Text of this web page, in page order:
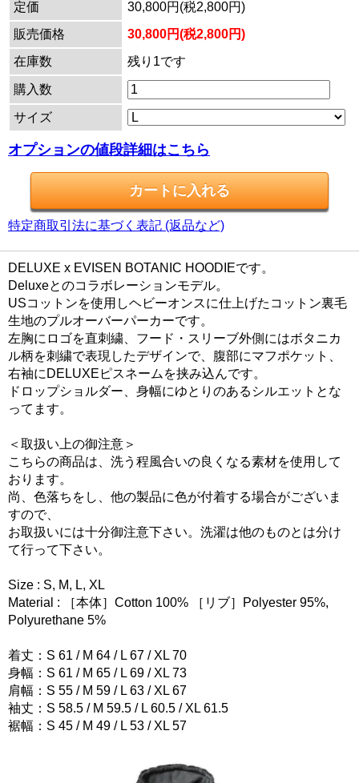
定価
30,800円(税2,800円)
販売価格
30,800円(税2,800円)
在庫数
残り1です
購入数
サイズ
オプションの値段詳細はこちら
特定商取引法に基づく表記 (返品など)
DELUXE x EVISEN BOTANIC HOODIEです。
Deluxeとのコラボレーションモデル。
USコットンを使用しヘビーオンスに仕上げたコットン裏毛
生地のプルオーバーパーカーです。
左胸にロゴを直刺繍、フード・スリーブ外側にはボタニカ
ル柄を刺繍で表現したデザインで、腹部にマフポケット、
右袖にDELUXEピスネームを挟み込んです。
ドロップショルダー、身幅にゆとりのあるシルエットとな
ってます。
＜取扱い上の御注意＞
こちらの商品は、洗う程風合いの良くなる素材を使用して
おります。
尚、色落ちをし、他の製品に色が付着する場合がございま
すので、
お取扱いには十分御注意下さい。洗濯は他のものとは分け
て行って下さい。
Size : S, M, L, XL
Material : ［本体］Cotton 100% ［リブ］Polyester 95%,
Polyurethane 5%
着丈：S 61 / M 64 / L 67 / XL 70
身幅：S 61 / M 65 / L 69 / XL 73
肩幅：S 55 / M 59 / L 63 / XL 67
袖丈：S 58.5 / M 59.5 / L 60.5 / XL 61.5
裾幅：S 45 / M 49 / L 53 / XL 57